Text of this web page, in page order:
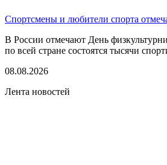
Спортсмены и любители спорта
В России отмечают День
по всей стране состоятся тысячи
08.08.2026
Лента новостей